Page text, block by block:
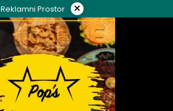
Reklamni Prostor ×